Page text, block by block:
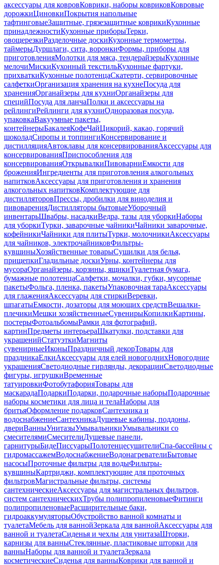
аксессуары для ковровКоврики, наборы ковриковКовровые
дорожкиЦиновкиПокрытия напольные
тафтинговыеЗащитные, грязезащитные коврикиКухонные
принадлежностиКухонные приборыТерки,
овощерезкиРазделочные доскиКухонные термометры,
таймерыДуршлаги, сита, воронкиФормы, приборы для
приготовленияМолотки для мяса, тендерайзерыКухонные
мелочиМискиКухонный текстильКухонные фартуки,
прихваткиКухонные полотенцаСкатерти, сервировочные
салфеткиОрганизация хранения на кухнеПосуда для
храненияОрганайзеры для кухниОрганайзеры для
специйПосуда для ланчаПолки и аксессуары на
рейлингиРейлинги для кухниОдноразовая посуда,
упаковкаВакуумные пакеты,
контейнерыБакалеяКофеЧайЦикорий, какао, горячий
шоколадСиропы и топпингиКонсервирование и
дистилляцияАвтоклавы для консервированияАксессуары для
консервированияПриспособления для
консервированияОткрывалкиПивоварниЕмкости для
броженияИнгредиенты для приготовления алкогольных
напитковАксессуары для приготовления и хранения
алкогольных напитковКомплектующие для
дистилляторовПрессы, дробилки для виноделия и
пивоваренияДистилляторы бытовыеУборочный
инвентарьШвабры, насадкиВедра, тазы для уборкиНаборы
для уборкиТурки, заварочные чайникиЧайники заварочные,
кофейникиЧайники для плитыТурки, молочникиАксессуары
для чайников, электрочайниковФильтры-
кувшиныХозяйственные товарыСушилки для белья,
прищепкиГладильные доскиУрны, контейнеры для
мусораОрганайзеры, корзины, ящикиТуалетная бумага,
бумажные полотенцаСалфетки, мочалки, губки, мусорные
пакетыФольга, пленка, пакетыУпаковочная тараАксессуары
для глаженияАксессуары для стиркиВеревки,
шпагатыЕмкости, дозаторы для моющих средствВешалки-
плечикиМешки хозяйственныеСувенирыКопилкиКартины,
постерыФотоальбомыРамки для фотографий,
картинПредметы интерьераШкатулки, подставки для
украшенийСтатуэткиМагниты
сувенирныеИконыПраздничный декорТовары для
праздникаЕлкиАксессуары для елей новогоднихНовогодние
украшенияСветодиодные гирлянды, декорацииСветодиодные
фигуры, игрушкиВременные
татуировкиФотобутафорияТовары для
маскарадаПодаркиПодарки, подарочные наборыПодарочные
наборы косметики для лица и телаНаборы для
бритьяОформление подарковСантехника и
водоснабжениеСантехникаДушевые кабины, поддоны,
двериВанныУнитазыУмывальникиУмывальники со
смесителямиСмесителиДушевые панели,
гарнитурыБидеПиссуарыПолотенцесушителиСпа-бассейны с
гидромассажемВодоснабжениеВодонагревателиБытовые
насосыПроточные фильтры для водыФильтры-
кувшиныКартриджи, комплектующие для проточных
фильтровМагистральные фильтры, системы
сантехническиеАксессуары для магистральных фильтров,
систем сантехническихТрубы полипропиленовыеФитинги
полипропиленовыеРасширительные баки,
гидроаккумуляторыОбустройство ванной комнаты и
туалетаМебель для ваннойЗеркала для ваннойАксессуары для
ванной и туалетаСиденья и чехлы для унитазаШторки,
карнизы для ванныСтеклянные, пластиковые шторки для
ванныНаборы для ванной и туалетаЗеркала
косметическиеСиденья для ванныКоврики для ванной и